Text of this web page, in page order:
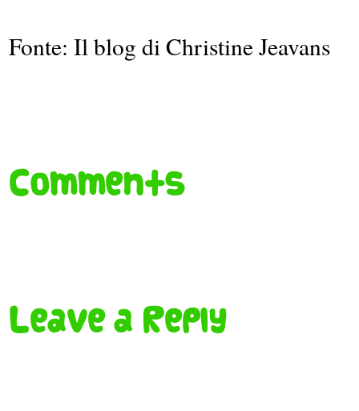
Fonte: Il blog di Christine Jeavans
Comments
Leave a Reply